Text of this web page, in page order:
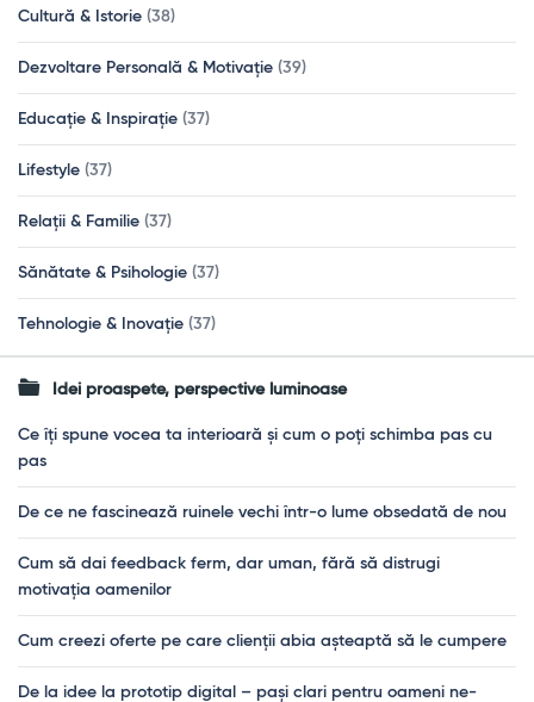
Cultură & Istorie (38)
Dezvoltare Personală & Motivație (39)
Educație & Inspirație (37)
Lifestyle (37)
Relații & Familie (37)
Sănătate & Psihologie (37)
Tehnologie & Inovație (37)
Idei proaspete, perspective luminoase
Ce îți spune vocea ta interioară și cum o poți schimba pas cu
pas
De ce ne fascinează ruinele vechi într-o lume obsedată de nou
Cum să dai feedback ferm, dar uman, fără să distrugi
motivația oamenilor
Cum creezi oferte pe care clienții abia așteaptă să le cumpere
De la idee la prototip digital – pași clari pentru oameni ne-